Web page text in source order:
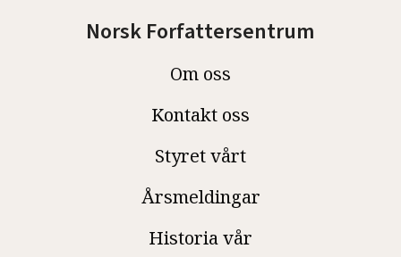
Norsk Forfattersentrum
Om oss
Kontakt oss
Styret vårt
Årsmeldingar
Historia vår